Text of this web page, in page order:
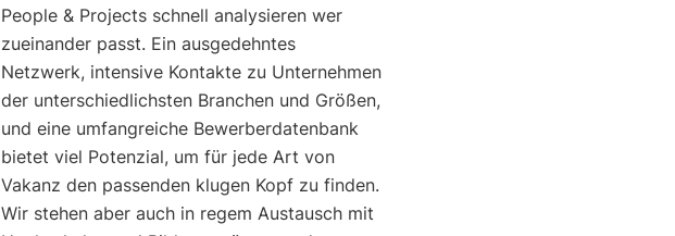
People & Projects schnell analysieren wer
zueinander passt. Ein ausgedehntes
Netzwerk, intensive Kontakte zu Unternehmen
der unterschiedlichsten Branchen und Größen,
und eine umfangreiche Bewerberdatenbank
bietet viel Potenzial, um für jede Art von
Vakanz den passenden klugen Kopf zu finden.
Wir stehen aber auch in regem Austausch mit